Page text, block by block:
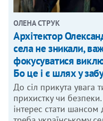
ОЛЕНА СТРУК
Архітектор
села не зникали,
фокусуватися
Бо це і є шлях у
До сіл прикута увага
прихистку чи
інтерес стати